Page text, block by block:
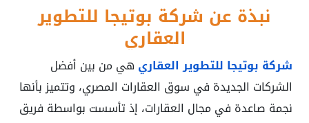
نبذة عن شركة بوتيجا للتطوير
العقاري
شركة بوتيجا للتطوير العقاري هي من بين أفضل
الشركات الجديدة في سوق العقارات المصري، وتتميز بأنها
نجمة صاعدة في مجال العقارات، إذ تأسست بواسطة فريق